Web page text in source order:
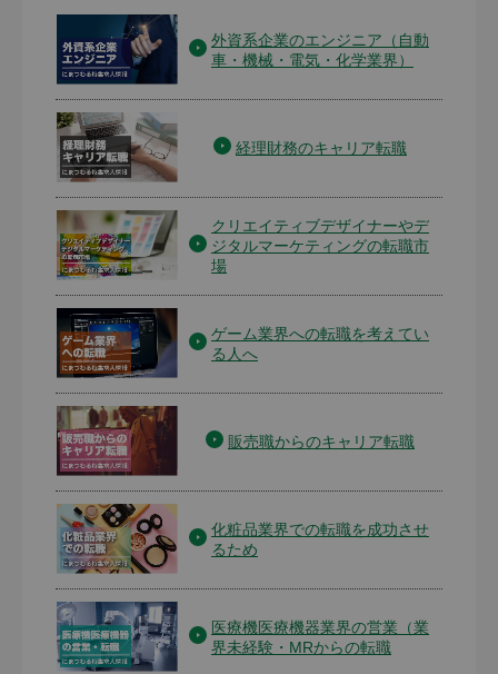
外資系企業のエンジニア（自動
車・機械・電気・化学業界）
経理財務のキャリア転職
クリエイティブデザイナーやデ
ジタルマーケティングの転職市
場
ゲーム業界への転職を考えてい
る人へ
販売職からのキャリア転職
化粧品業界での転職を成功させ
るため
医療機医療機器業界の営業（業
界未経験・MRからの転職